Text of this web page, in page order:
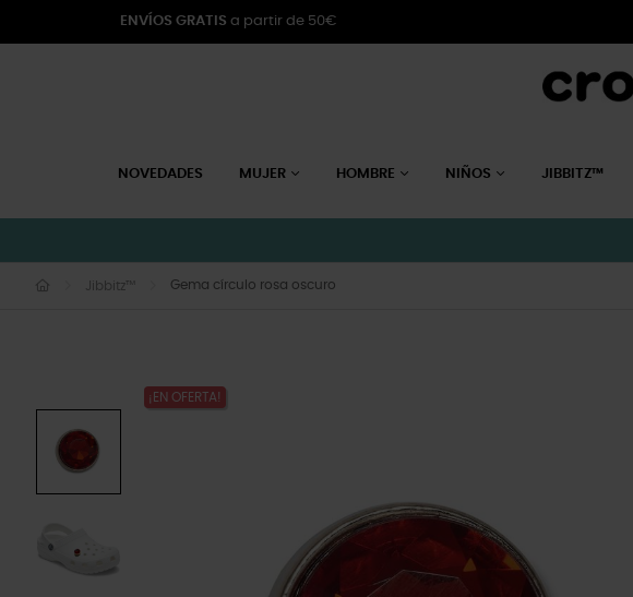
ENVÍOS GRATIS a partir de 50€
NOVEDADES MUJER HOMBRE NIÑOS JIBBITZ™
Jibbitz™ Gema círculo rosa oscuro
¡EN OFERTA!